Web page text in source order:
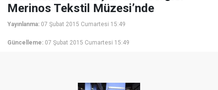
Merinos Tekstil Müzesi’nde
Yayınlanma: 07 Şubat 2015 Cumartesi 15:49
Güncelleme: 07 Şubat 2015 Cumartesi 15:49